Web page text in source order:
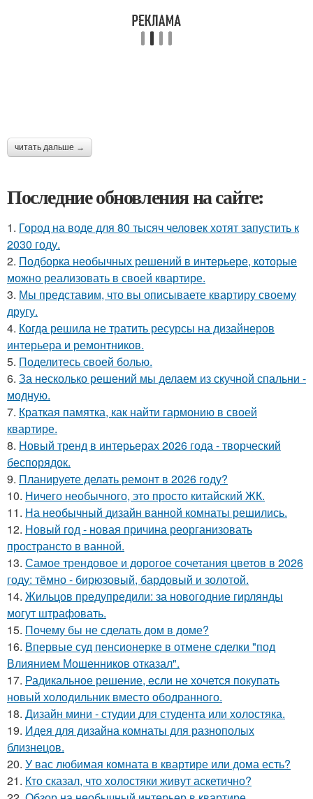
читать дальше →
Последние обновления на сайте:
1. Город на воде для 80 тысяч человек хотят запустить к
2030 году.
2. Подборка необычных решений в интерьере, которые
можно реализовать в своей квартире.
3. Мы представим, что вы описываете квартиру своему
другу.
4. Когда решила не тратить ресурсы на дизайнеров
интерьера и ремонтников.
5. Поделитесь своей болью.
6. За несколько решений мы делаем из скучной спальни -
модную.
7. Краткая памятка, как найти гармонию в своей
квартире.
8. Новый тренд в интерьерах 2026 года - творческий
беспорядок.
9. Планируете делать ремонт в 2026 году?
10. Ничего необычного, это просто китайский ЖК.
11. На необычный дизайн ванной комнаты решились.
12. Новый год - новая причина реорганизовать
пространсто в ванной.
13. Самое трендовое и дорогое сочетания цветов в 2026
году: тёмно - бирюзовый, бардовый и золотой.
14. Жильцов предупредили: за новогодние гирлянды
могут штрафовать.
15. Почему бы не сделать дом в доме?
16. Впервые суд пенсионерке в отмене сделки "под
Влиянием Мошенников отказал".
17. Радикальное решение, если не хочется покупать
новый холодильник вместо ободранного.
18. Дизайн мини - студии для студента или холостяка.
19. Идея для дизайна комнаты для разнополых
близнецов.
20. У вас любимая комната в квартире или дома есть?
21. Кто сказал, что холостяки живут аскетично?